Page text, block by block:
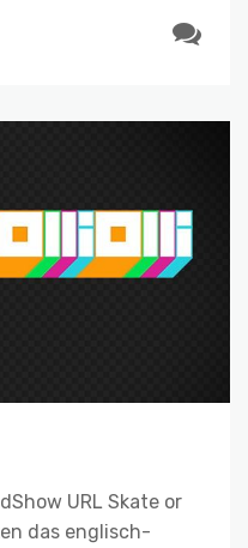
URL Skate or
das englisch-